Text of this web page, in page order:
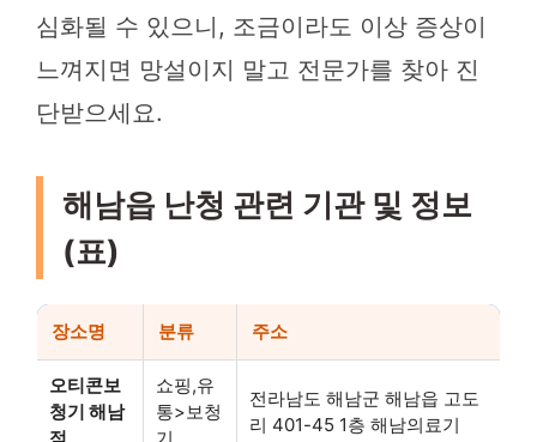
심화될 수 있으니, 조금이라도 이상 증상이
느껴지면 망설이지 말고 전문가를 찾아 진
단받으세요.
해남읍 난청 관련 기관 및 정보
(표)
장소명 분류 주소
오티콘보
청기 해남
쇼핑,유
통>보청
전라남도 해남군 해남읍 고도
리 401-45 1층 해남의료기